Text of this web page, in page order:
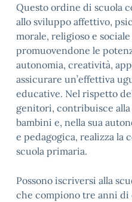
Questo ordine di scuola
allo sviluppo affettivo,
morale, religioso e
promuovendone le
autonomia, creatività,
assicurare un’effettiva
educative. Nel rispetto
genitori, contribuisce
bambini e, nella sua
e pedagogica, realizza la
scuola primaria.
Possono iscriversi alla
che compiono tre anni di